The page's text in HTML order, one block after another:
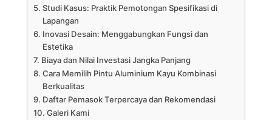
Studi Kasus: Praktik Pemotongan Spesifikasi di
Lapangan
Inovasi Desain: Menggabungkan Fungsi dan
Estetika
Biaya dan Nilai Investasi Jangka Panjang
Cara Memilih Pintu Aluminium Kayu Kombinasi
Berkualitas
Daftar Pemasok Terpercaya dan Rekomendasi
Galeri Kami